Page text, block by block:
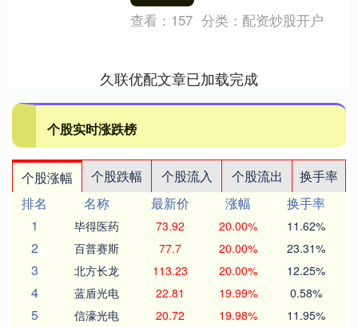
查看： 157 分类： 配资炒股开户
久联优配文章已加载完成
个股实时涨跌榜
个股涨幅 个股跌幅 个股流入 个股流出
换手率
排名
名称 最新价 涨幅
换手率
1
毕得医药 73.92 20.00% 11.62%
2 百普赛斯 77.7 20.00% 23.31%
3 北方长龙 113.23 20.00% 12.25%
4 蓝盾光电 22.81 19.99% 0.58%
5 信濠光电 20.72 19.98% 11.95%